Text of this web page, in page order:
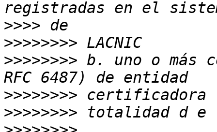
>>>>
>>>>>>>>
>>>>>>>> b. uno o más
>>>>>>>>
>>>>>>>>